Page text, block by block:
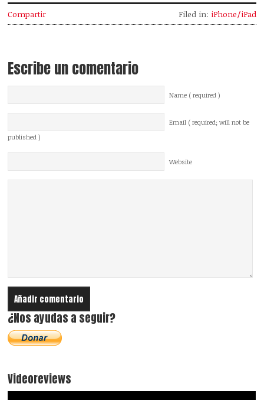
Compartir Filed in: iPhone/iPad
Escribe un comentario
Name ( required )
Email ( required; will not be
published )
Website
¿Nos ayudas a seguir?
Videoreviews